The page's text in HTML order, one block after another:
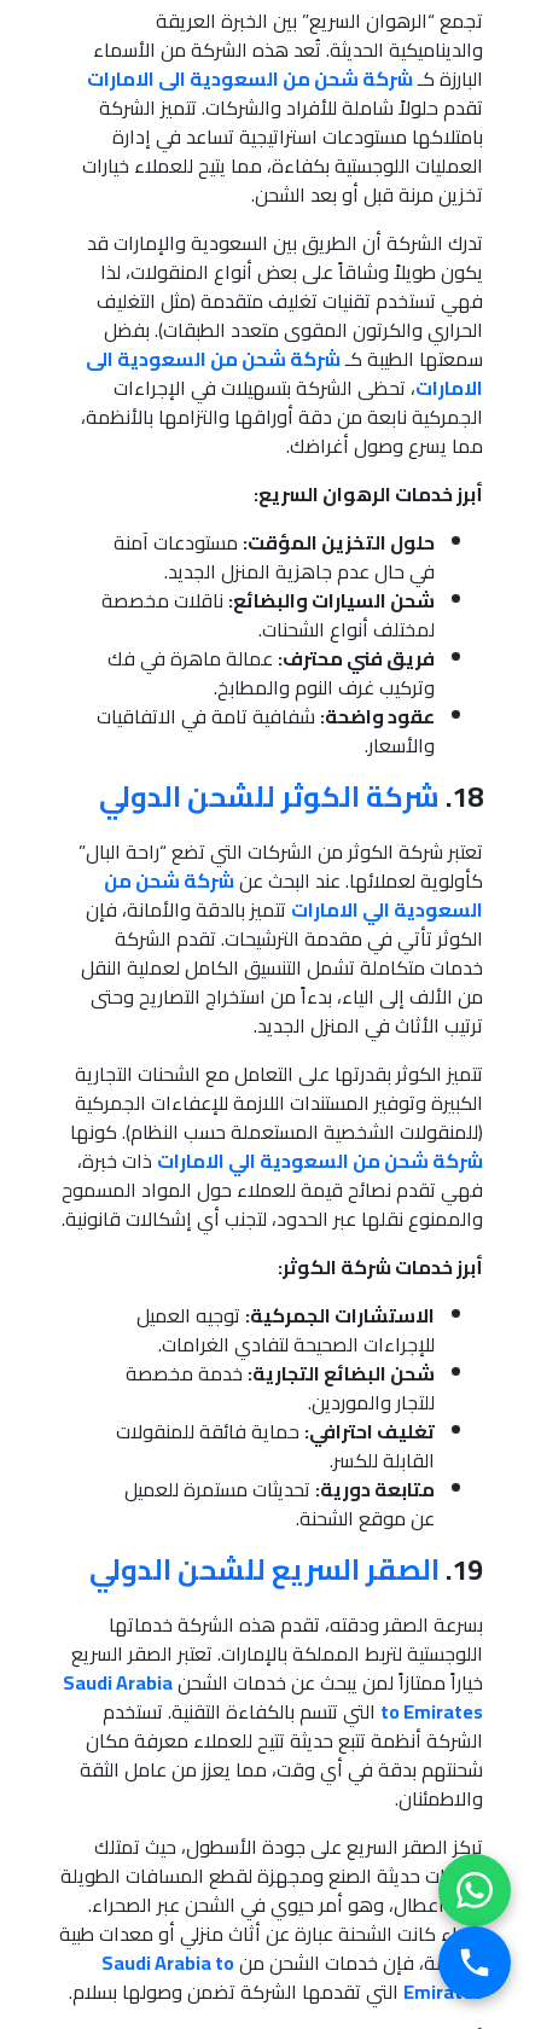
تجمع “الرهوان السريع” بين الخبرة العريقة
والديناميكية الحديثة. تُعد هذه الشركة من الأسماء
البارزة كـشركة شحن من السعودية الى الامارات
تقدم حلولاً شاملة للأفراد والشركات. تتميز الشركة
بامتلاكها مستودعات استراتيجية تساعد في إدارة
العمليات اللوجستية بكفاءة، مما يتيح للعملاء خيارات
تخزين مرنة قبل أو بعد الشحن.
تدرك الشركة أن الطريق بين السعودية والإمارات قد
يكون طويلاً وشاقاً على بعض أنواع المنقولات، لذا
فهي تستخدم تقنيات تغليف متقدمة (مثل التغليف
الحراري والكرتون المقوى متعدد الطبقات). بفضل
سمعتها الطيبة كـشركة شحن من السعودية الى
الامارات، تحظى الشركة بتسهيلات في الإجراءات
الجمركية نابعة من دقة أوراقها والتزامها بالأنظمة،
مما يسرع وصول أغراضك.
أبرز خدمات الرهوان السريع:
حلول التخزين المؤقت: مستودعات آمنة
في حال عدم جاهزية المنزل الجديد.
شحن السيارات والبضائع: ناقلات مخصصة
لمختلف أنواع الشحنات.
فريق فني محترف: عمالة ماهرة في فك
وتركيب غرف النوم والمطابخ.
عقود واضحة: شفافية تامة في الاتفاقيات
والأسعار.
18. شركة الكوثر للشحن الدولي
تعتبر شركة الكوثر من الشركات التي تضع “راحة البال”
كأولوية لعملائها. عند البحث عنشركة شحن من
السعودية الي الامارات تتميز بالدقة والأمانة، فإن
الكوثر تأتي في مقدمة الترشيحات. تقدم الشركة
خدمات متكاملة تشمل التنسيق الكامل لعملية النقل
من الألف إلى الياء، بدءاً من استخراج التصاريح وحتى
ترتيب الأثاث في المنزل الجديد.
تتميز الكوثر بقدرتها على التعامل مع الشحنات التجارية
الكبيرة وتوفير المستندات اللازمة للإعفاءات الجمركية
(للمنقولات الشخصية المستعملة حسب النظام). كونها
شركة شحن من السعودية الي الامارات ذات خبرة،
فهي تقدم نصائح قيمة للعملاء حول المواد المسموح
والممنوع نقلها عبر الحدود، لتجنب أي إشكالات قانونية.
أبرز خدمات شركة الكوثر:
الاستشارات الجمركية: توجيه العميل
للإجراءات الصحيحة لتفادي الغرامات.
شحن البضائع التجارية:خدمة مخصصة
للتجار والموردين.
تغليف احترافي: حماية فائقة للمنقولات
القابلة للكسر.
متابعة دورية: تحديثات مستمرة للعميل
عن موقع الشحنة.
19. الصقر السريع للشحن الدولي
بسرعة الصقر ودقته، تقدم هذه الشركة خدماتها
اللوجستية لتربط المملكة بالإمارات. تعتبر الصقر السريع
خياراً ممتازاً لمن يبحث عن خدمات الشحنSaudi Arabia
to Emirates التي تتسم بالكفاءة التقنية. تستخدم
الشركة أنظمة تتبع حديثة تتيح للعملاء معرفة مكان
شحنتهم بدقة في أي وقت، مما يعزز من عامل الثقة
والاطمئنان.
تركز الصقر السريع على جودة الأسطول، حيث تمتلك
شاحنات حديثة الصنع ومجهزة لقطع المسافات الطويلة
دون أعطال، وهو أمر حيوي في الشحن عبر الصحراء.
سواء كانت الشحنة عبارة عن أثاث منزلي أو معدات طبية
حساسة، فإن خدمات الشحن منSaudi Arabia to
Emirates التي تقدمها الشركة تضمن وصولها بسلام.